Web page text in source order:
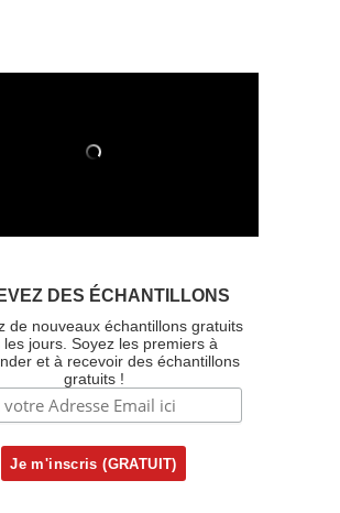
DES ÉCHANTILLONS
de nouveaux échantillons gratuits
les jours. Soyez les premiers à
et à recevoir des échantillons
gratuits !